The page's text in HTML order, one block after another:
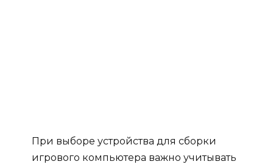
При выборе устройства для сборки
игрового компьютера важно учитывать